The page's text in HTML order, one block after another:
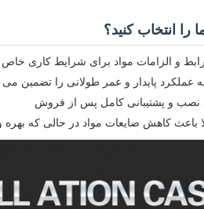
و الزامات مواد برای شرایط کاری خاص
پایدار و عمر طولانی را تضمین می
نصب و پشتیبانی کامل پس از فروش
باعث کاهش ضایعات مواد در حالی که بهره